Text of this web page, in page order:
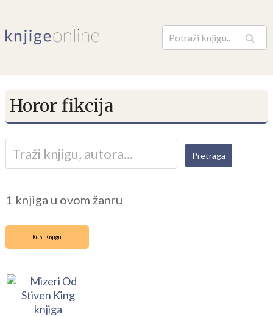
Pretraga
Horor fikcija
1 knjiga u ovom žanru
Kupi Knjigu